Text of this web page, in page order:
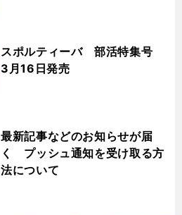
スポルティーバ 部活特集号
3月16日発売
最新記事などのお知らせが届
く プッシュ通知を受け取る方
法について